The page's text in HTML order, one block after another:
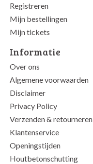
Registreren
Mijn bestellingen
Mijn tickets
Informatie
Over ons
Algemene voorwaarden
Disclaimer
Privacy Policy
Verzenden & retourneren
Klantenservice
Openingstijden
Houtbetonschutting